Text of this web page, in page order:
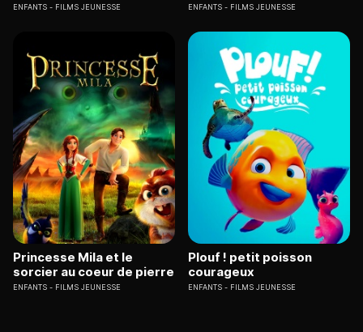
ENFANTS FILMS JEUNESSE ENFANTS FILMS JEUNESSE
Princesse Mila et le
sorcier au coeur de pierre
ENFANTS FILMS JEUNESSE
Plouf ! petit poisson
courageux
ENFANTS FILMS JEUNESSE